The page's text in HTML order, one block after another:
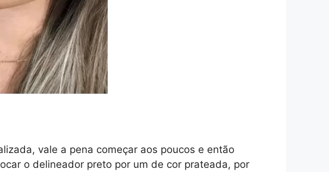
vale a pena começar aos poucos e então
o delineador preto por um de cor prateada, por